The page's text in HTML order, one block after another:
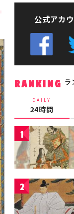
公式アカ
RANKING ラ
DAILY
24時間
1
2